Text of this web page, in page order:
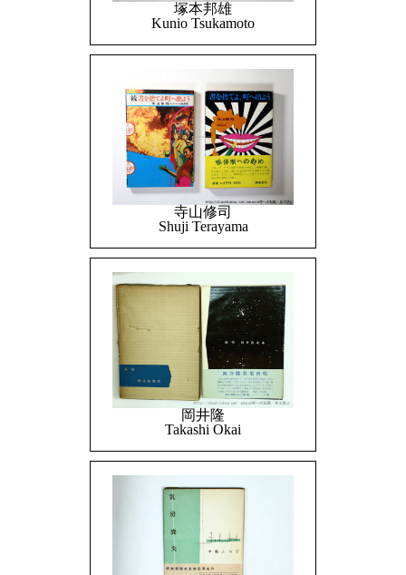
塚本邦雄
Kunio Tsukamoto
寺山修司
Shuji Terayama
岡井隆
Takashi Okai